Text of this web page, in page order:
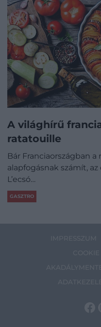
A világhírű
ratatouille
Bár Franciaországban
alapfogásnak számít,
L’ecsó…
GASZTRO